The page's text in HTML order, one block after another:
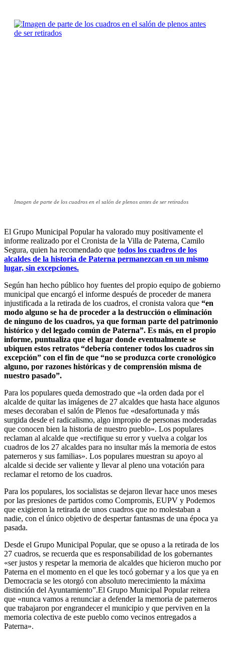
Imagen de parte de los cuadros en el salón de plenos antes de ser retirados
El Grupo Municipal Popular ha valorado muy positivamente el
informe realizado por el Cronista de la Villa de Paterna, Camilo
Segura, quien ha recomendado que todos los cuadros de los
alcaldes de la historia de Paterna permanezcan en un mismo
lugar, sin excepciones.
Según han hecho público hoy fuentes del propio equipo de gobierno
municipal que encargó el informe después de proceder de manera
injustificada a la retirada de los cuadros, el cronista valora que “en
modo alguno se ha de proceder a la destrucción o eliminación
de ninguno de los cuadros, ya que forman parte del patrimonio
histórico y del legado común de Paterna”. Es más, en el propio
informe, puntualiza que el lugar donde eventualmente se
ubiquen estos retratos “debería contener todos los cuadros sin
excepción” con el fin de que “no se produzca corte cronológico
alguno, por razones históricas y de comprensión misma de
nuestro pasado”.
Para los populares queda demostrado que «la orden dada por el
alcalde de quitar las imágenes de 27 alcaldes que hasta hace algunos
meses decoraban el salón de Plenos fue «desafortunada y más
surgida desde el radicalismo, algo impropio de personas moderadas
que conocen bien la historia de nuestro pueblo». Los populares
reclaman al alcalde que «rectifique su error y vuelva a colgar los
cuadros de los 27 alcaldes para no insultar más la memoria de estos
paterneros y sus familias». Los populares muestran su apoyo al
alcalde si decide ser valiente y llevar al pleno una votación para
reclamar el retorno de los cuadros.
Para los populares, los socialistas se dejaron llevar hace unos meses
por las presiones de partidos como Compromis, EUPV y Podemos
que exigieron la retirada de unos cuadros que no molestaban a
nadie, con el único objetivo de despertar fantasmas de una época ya
pasada.
Desde el Grupo Municipal Popular, que se opuso a la retirada de los
27 cuadros, se recuerda que es responsabilidad de los gobernantes
«ser justos y respetar la memoria de alcaldes que hicieron mucho por
Paterna en el momento en el que les tocó gobernar y a los que ya en
Democracia se les otorgó con absoluto merecimiento la máxima
distinción del Ayuntamiento”.El Grupo Municipal Popular reitera
que «nunca vamos a renunciar a defender la memoria de paterneros
que trabajaron por engrandecer el municipio y que perviven en la
memoria colectiva de este pueblo como vecinos entregados a
Paterna».